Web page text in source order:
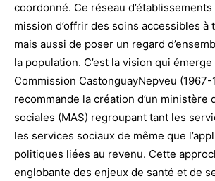
coordonné. Ce réseau
mission d’offrir des soins accessibles à
mais aussi de poser un regard
la population. C’est la vision qui émerge
Commission CastonguayNepveu (1967-
recommande la création d’un ministère
sociales (MAS) regroupant tant les
les services sociaux de même que
politiques liées au revenu. Cette
englobante des enjeux de santé et de